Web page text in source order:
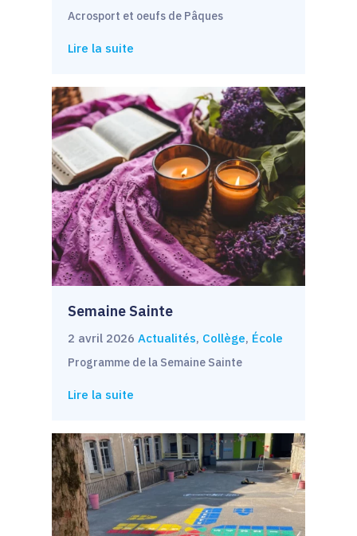
Acrosport et oeufs de Pâques
Lire la suite
Semaine Sainte
2 avril 2026 Actualités, Collège, École
Programme de la Semaine Sainte
Lire la suite